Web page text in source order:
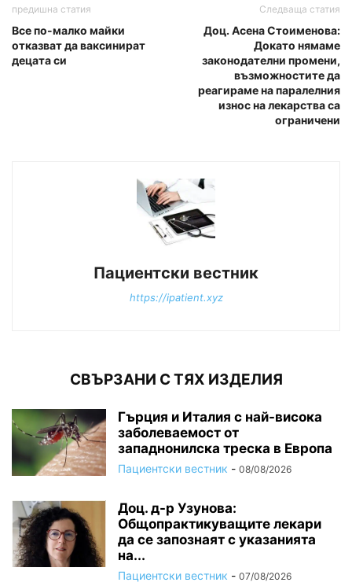
предишна статия
Все по-малко майки
отказват да ваксинират
децата си
Следваща статия
Доц. Асена Стоименова:
Докато нямаме
законодателни промени,
възможностите да
реагираме на паралелния
износ на лекарства са
ограничени
Пациентски вестник
https://ipatient.xyz
СВЪРЗАНИ С ТЯХ ИЗДЕЛИЯ
Гърция и Италия с най-висока
заболеваемост от
западнонилска треска в Европа
Пациентски вестник - 08/08/2026
Доц. д-р Узунова:
Общопрактикуващите лекари
да се запознаят с указанията
на...
Пациентски вестник - 07/08/2026